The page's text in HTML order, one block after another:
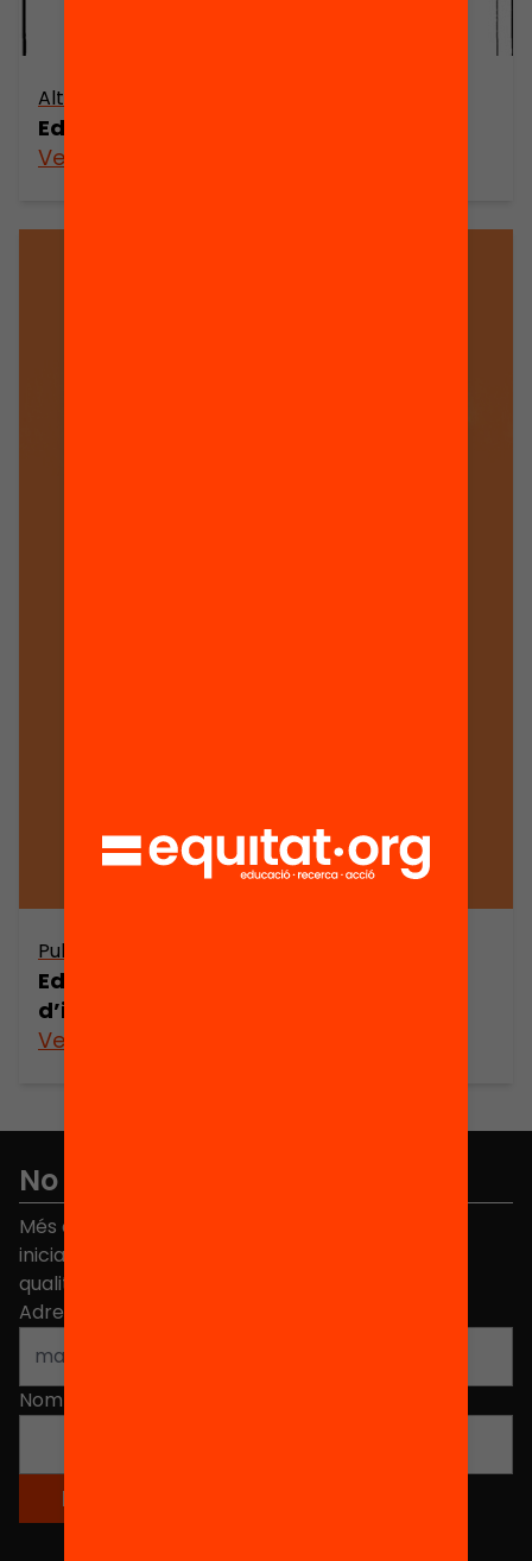
Altres arxius
Educar millor és possible
Veure’n més
Publicació
Educar millor és possible. Un projecte
d’innovació a l’IES Miquel Tarradell
Veure’n més
No et perdis res
Més de 40.000 persones ja han triat Equitat. Rep
iniciatives, propostes i projectes per millorar la
qualitat de l'educació a Catalunya.
Adreça electrònica
Nom